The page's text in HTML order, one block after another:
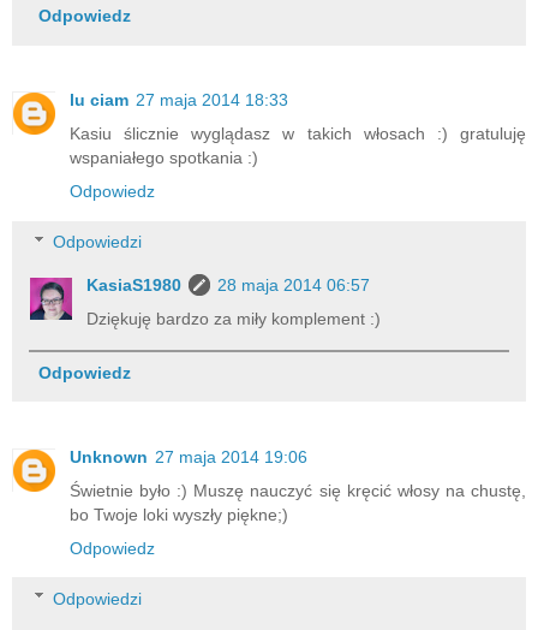
Odpowiedz
lu ciam 27 maja 2014 18:33
Kasiu ślicznie wyglądasz w takich włosach :) gratuluję
wspaniałego spotkania :)
Odpowiedz
Odpowiedzi
KasiaS1980
28 maja 2014 06:57
Dziękuję bardzo za miły komplement :)
Odpowiedz
Unknown 27 maja 2014 19:06
Świetnie było :) Muszę nauczyć się kręcić włosy na chustę,
bo Twoje loki wyszły piękne;)
Odpowiedz
Odpowiedzi